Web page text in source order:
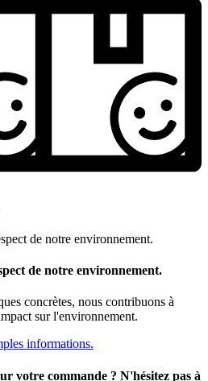
de notre environnement.
concrètes, nous contribuons à
sur l'environnement.
informations.
votre commande ? N'hésitez pas à